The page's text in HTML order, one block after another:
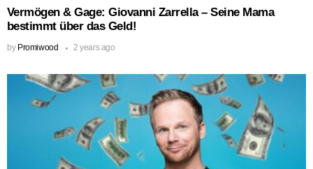
Vermögen & Gage: Giovanni Zarrella – Seine Mama
bestimmt über das Geld!
by Promiwood 2 years ago